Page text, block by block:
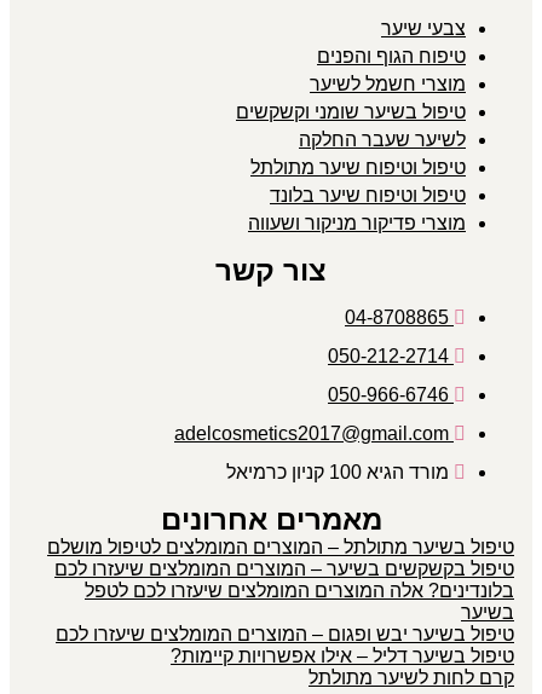
צבעי שיער
טיפוח הגוף והפנים
מוצרי חשמל לשיער
טיפול בשיער שומני וקשקשים
לשיער שעבר החלקה
טיפול וטיפוח שיער מתולתל
טיפול וטיפוח שיער בלונד
מוצרי פדיקור מניקור ושעווה
צור קשר
04-8708865
050-212-2714
050-966-6746
adelcosmetics2017@gmail.com
מורד הגיא 100 קניון כרמיאל
מאמרים אחרונים
טיפול בשיער מתולתל – המוצרים המומלצים לטיפול מושלם
טיפול בקשקשים בשיער – המוצרים המומלצים שיעזרו לכם
בלונדינים? אלה המוצרים המומלצים שיעזרו לכם לטפל
בשיער
טיפול בשיער יבש ופגום – המוצרים המומלצים שיעזרו לכם
טיפול בשיער דליל – אילו אפשרויות קיימות?
קרם לחות לשיער מתולתל